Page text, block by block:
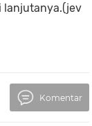
lanjutanya.(jev
Komentar